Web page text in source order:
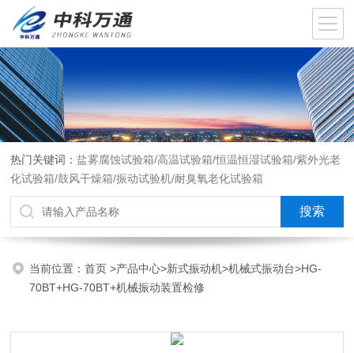
热门关键词：盐雾腐蚀试验箱/高温试验箱/恒温恒湿试验箱/紫外光老
化试验箱/鼓风干燥箱/振动试验机/耐臭氧老化试验箱
当前位置：首页>产品中心>新式振动机>机械式振动台>HG-
70BT+HG-70BT+机械振动装置检修